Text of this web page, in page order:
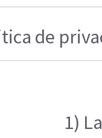
de
1)